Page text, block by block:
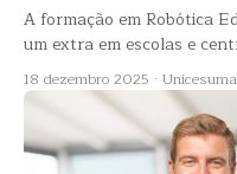
A formação em Robótica
um extra em escolas e
18 dezembro 2025 ·